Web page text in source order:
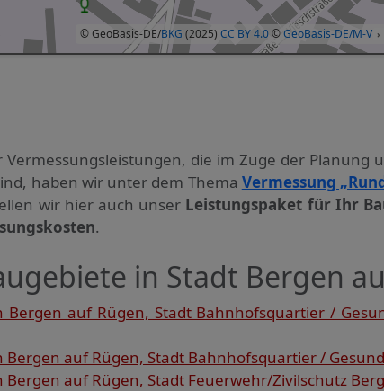
›
© GeoBasis-DE/BKG (2025) CC BY 4.0 ©GeoBasis-DE/M-V
Vermessungs­leistungen, die im Zuge der
haben wir unter dem Thema Vermessung
wir hier auch unser Leistungspaket für Ihr
.
in Stadt Bergen
Bergen auf Rügen, Stadt Bahnhofsquartier /
Bergen auf Rügen, Stadt Bahnhofsquartier /
Bergen auf Rügen, Stadt Feuerwehr/Zivilschutz